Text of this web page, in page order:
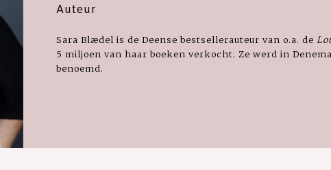
Auteur
Sara Blædel is de Deense bestsellerauteur van o.a. de
5 miljoen van haar boeken verkocht. Ze werd in
benoemd.